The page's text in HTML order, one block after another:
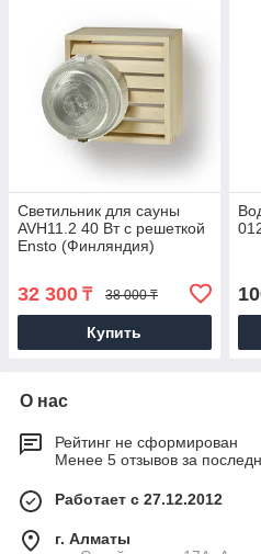
Светильник для сауны
AVH11.2 40 Вт с решеткой
Ensto (Финляндия)
32 300 ₸ 38 000 ₸
Купить
О нас
Рейтинг не сформирован
Менее 5 отзывов за
Работает с 27.12.2012
г. Алматы